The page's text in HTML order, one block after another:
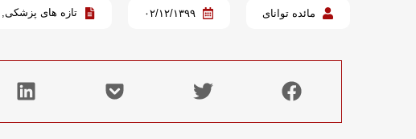
مائده توانای ۰۲/۱۲/۱۳۹۹ تازه های پزشکی,